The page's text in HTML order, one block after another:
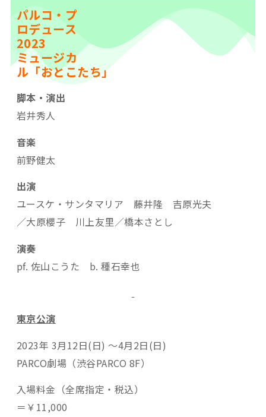
パルコ・プ
ロデュース
2023
ミュージカ
ル「おとこたち」
脚本・演出
岩井秀人
音楽
前野健太
出演
ユースケ・サンタマリア 藤井隆 吉原光夫
／大原櫻子 川上友里／橋本さとし
演奏
pf. 佐山こうた b. 種石幸也
東京公演
2023年 3月12日(日) ～4月2日(日)
PARCO劇場（渋谷PARCO 8F）
入場料金（全席指定・税込）
＝￥11,000